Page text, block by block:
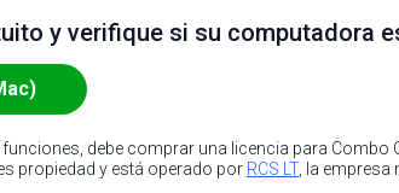
y verifique si su computadora
debe comprar una licencia para Combo
propiedad y está operado por RCS LT, la empresa